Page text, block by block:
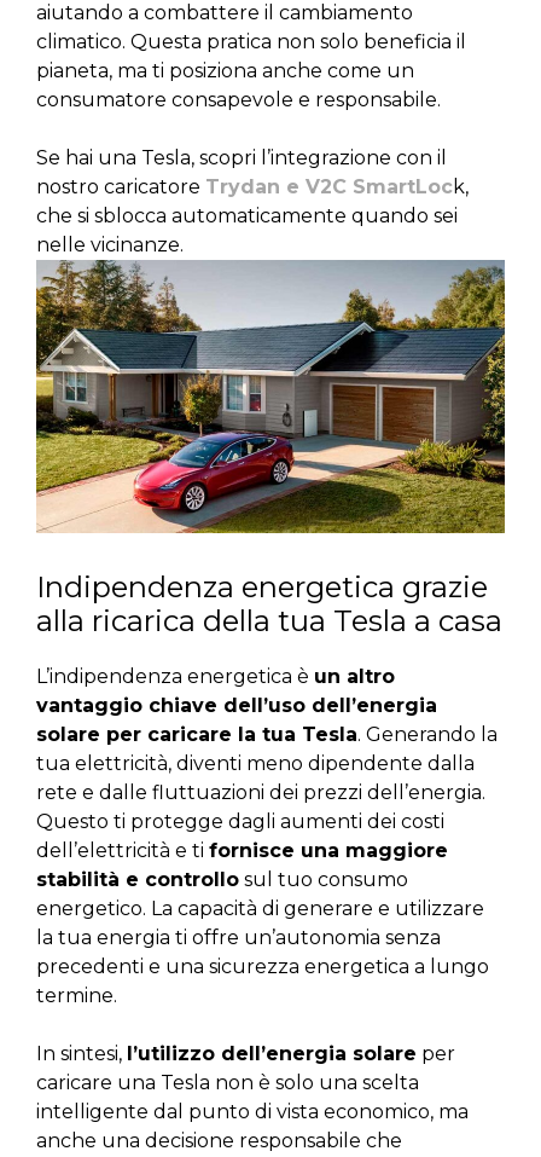
aiutando a combattere il cambiamento
climatico. Questa pratica non solo beneficia il
pianeta, ma ti posiziona anche come un
consumatore consapevole e responsabile.
Se hai una Tesla, scopri l’integrazione con il
nostro caricatore Trydan e V2C SmartLoc k,
che si sblocca automaticamente quando sei
nelle vicinanze.
Indipendenza energetica grazie
alla ricarica della tua Tesla a casa
L’indipendenza energetica è un altro
vantaggio chiave dell’uso dell’energia
solare per caricare la tua Tesla. Generando la
tua elettricità, diventi meno dipendente dalla
rete e dalle fluttuazioni dei prezzi dell’energia.
Questo ti protegge dagli aumenti dei costi
dell’elettricità e ti fornisce una maggiore
stabilità e controllo sul tuo consumo
energetico. La capacità di generare e utilizzare
la tua energia ti offre un’autonomia senza
precedenti e una sicurezza energetica a lungo
termine.
In sintesi, l’utilizzo dell’energia solare per
caricare una Tesla non è solo una scelta
intelligente dal punto di vista economico, ma
anche una decisione responsabile che